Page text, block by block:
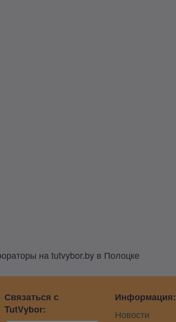
на tutvybor.by в Полоцке
Связаться с
TutVybor:
Информация:
Новости